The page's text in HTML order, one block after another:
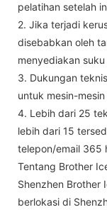
pelatihan setelah
2. Jika terjadi
disebabkan oleh
menyediakan
3. Dukungan
untuk mesin-
4. Lebih dari 25
lebih dari 15
telepon/email 365
Tentang Brother
Shenzhen Brother
berlokasi di